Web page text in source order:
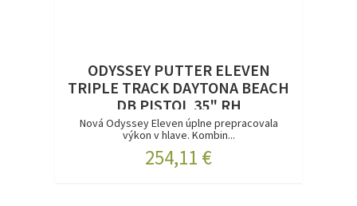
ODYSSEY PUTTER ELEVEN
TRIPLE TRACK DAYTONA BEACH
DB PISTOL 35" RH
Nová Odyssey Eleven úplne prepracovala
výkon v hlave. Kombin...
254,11 €